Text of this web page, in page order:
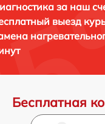
за наш
выезд
Бесплатная